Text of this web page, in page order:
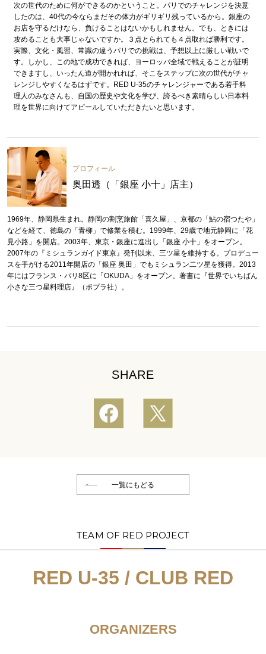
次の世代のために何ができるのかということ。パリでのチャレンジを決意
したのは、40代の今ならまだその体力がギリギリ残っているから。銀座の
お店を守るだけなら、負けることはないかもしれません。でも、ときには
攻めることも大事じゃないですか。３点とられても４点取れば勝利です。
実際、文化・風習、常識の違うパリでの挑戦は、予想以上に厳しい戦いで
す。しかし、この地で成功できれば、ヨーロッパ全域で戦えることが証明
できますし、いったん道が開かれれば、そこをステップに次の世代がチャ
レンジしやすくなるはずです。RED U-35のチャレンジャーである若手料
理人のみなさんも、自国の歴史や文化を学び、誇るべき素晴らしい日本料
理を世界に向けてアピールしていただきたいと思います。
プロフィール
奥田透（「銀座 小十」店主）
1969年、静岡県生まれ。静岡の割烹旅館「喜久屋」、京都の「鮎の宿つたや」
などを経て、徳島の「青柳」で修業を積む。1999年、29歳で地元静岡に「花
見小路」を開店。2003年、東京・銀座に進出し「銀座 小十」をオープン。
2007年の『ミシュランガイド東京』発刊以来、三ツ星を維持する。プロデュー
スを手がける2011年開店の「銀座 奥田」でもミシュラン二ツ星を獲得。2013
年にはフランス・パリ8区に「OKUDA」をオープン。著書に『世界でいちばん
小さな三つ星料理店』（ポプラ社）。
SHARE
一覧にもどる
TEAM OF RED PROJECT
RED U-35 / CLUB RED
ORGANIZERS